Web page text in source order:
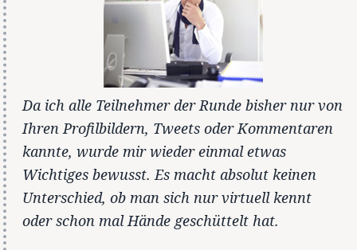
Da ich alle Teilnehmer der Runde bisher nur von
Ihren Profilbildern, Tweets oder Kommentaren
kannte, wurde mir wieder einmal etwas
Wichtiges bewusst. Es macht absolut keinen
Unterschied, ob man sich nur virtuell kennt
oder schon mal Hände geschüttelt hat.